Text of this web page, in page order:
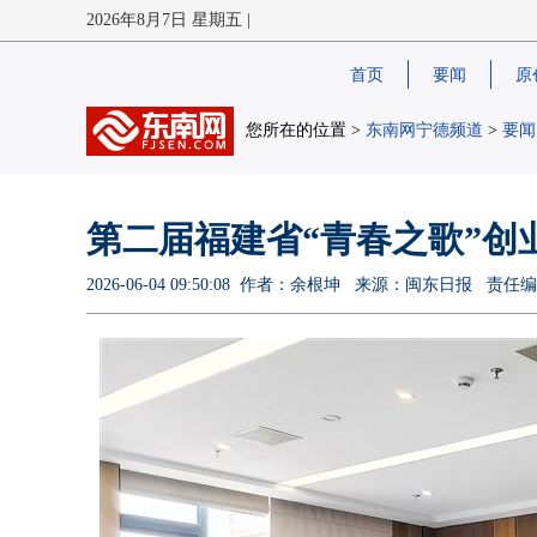
2026年8月7日 星期五 |
首页 要闻 原
您所在的位置 > 东南网宁德频道 > 要闻
第二届福建省“青春之歌”
2026-06-04 09:50:08 作者：余根坤 来源：闽东日报 责任